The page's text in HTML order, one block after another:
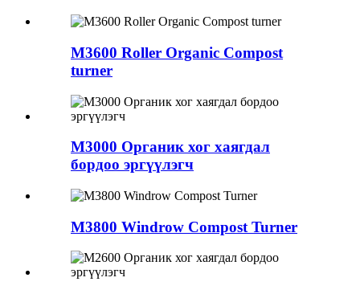
M3600 Roller Organic Compost
turner
M3000 Органик хог хаягдал
бордоо эргүүлэгч
M3800 Windrow Compost Turner